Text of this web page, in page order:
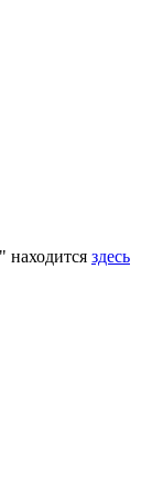
находится здесь